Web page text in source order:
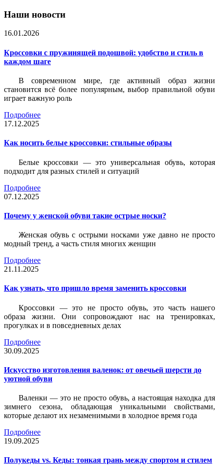
Наши новости
16.01.2026
Кроссовки с пружинящей подошвой: удобство и стиль в
каждом шаге
В современном мире, где активный образ жизни
становится всё более популярным, выбор правильной обуви
играет важную роль
Подробнее
17.12.2025
Как носить белые кроссовки: стильные образы
Белые кроссовки — это универсальная обувь, которая
подходит для разных стилей и ситуаций
Подробнее
07.12.2025
Почему у женской обуви такие острые носки?
Женская обувь с острыми носками уже давно не просто
модный тренд, а часть стиля многих женщин
Подробнее
21.11.2025
Как узнать, что пришло время заменить кроссовки
Кроссовки — это не просто обувь, это часть нашего
образа жизни. Они сопровождают нас на тренировках,
прогулках и в повседневных делах
Подробнее
30.09.2025
Искусство изготовления валенок: от овечьей шерсти до
уютной обуви
Валенки — это не просто обувь, а настоящая находка для
зимнего сезона, обладающая уникальными свойствами,
которые делают их незаменимыми в холодное время года
Подробнее
19.09.2025
Полукеды vs. Кеды: тонкая грань между спортом и стилем